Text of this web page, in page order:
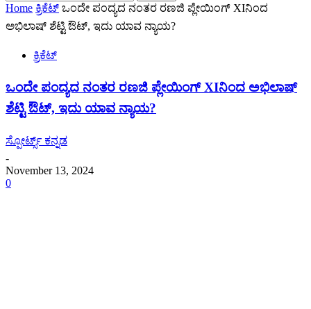
Home ಕ್ರಿಕೆಟ್ ಒಂದೇ ಪಂದ್ಯದ ನಂತರ ರಣಜಿ ಪ್ಲೇಯಿಂಗ್ XIನಿಂದ
ಅಭಿಲಾಷ್ ಶೆಟ್ಟಿ ಔಟ್, ಇದು ಯಾವ ನ್ಯಾಯ?
ಕ್ರಿಕೆಟ್
ಒಂದೇ ಪಂದ್ಯದ ನಂತರ ರಣಜಿ ಪ್ಲೇಯಿಂಗ್ XIನಿಂದ ಅಭಿಲಾಷ್
ಶೆಟ್ಟಿ ಔಟ್, ಇದು ಯಾವ ನ್ಯಾಯ?
ಸ್ಪೋರ್ಟ್ಸ್ ಕನ್ನಡ
-
November 13, 2024
0